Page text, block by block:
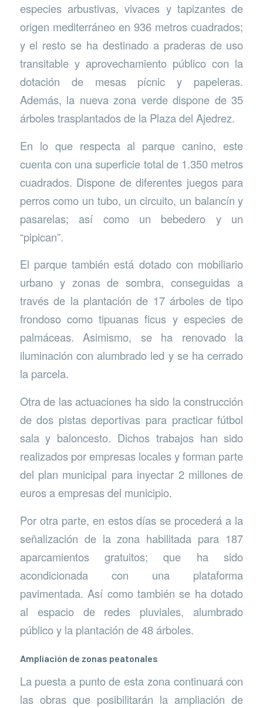
especies arbustivas, vivaces y tapizantes de
origen mediterráneo en 936 metros cuadrados;
y el resto se ha destinado a praderas de uso
transitable y aprovechamiento público con la
dotación de mesas pícnic y papeleras.
Además, la nueva zona verde dispone de 35
árboles trasplantados de la Plaza del Ajedrez.
En lo que respecta al parque canino, este
cuenta con una superficie total de 1.350 metros
cuadrados. Dispone de diferentes juegos para
perros como un tubo, un circuito, un balancín y
pasarelas; así como un bebedero y un
“pipican”.
El parque también está dotado con mobiliario
urbano y zonas de sombra, conseguidas a
través de la plantación de 17 árboles de tipo
frondoso como tipuanas ficus y especies de
palmáceas. Asimismo, se ha renovado la
iluminación con alumbrado led y se ha cerrado
la parcela.
Otra de las actuaciones ha sido la construcción
de dos pistas deportivas para practicar fútbol
sala y baloncesto. Dichos trabajos han sido
realizados por empresas locales y forman parte
del plan municipal para inyectar 2 millones de
euros a empresas del municipio.
Por otra parte, en estos días se procederá a la
señalización de la zona habilitada para 187
aparcamientos gratuitos; que ha sido
acondicionada con una plataforma
pavimentada. Así como también se ha dotado
al espacio de redes pluviales, alumbrado
público y la plantación de 48 árboles.
Ampliación de zonas peatonales
La puesta a punto de esta zona continuará con
las obras que posibilitarán la ampliación de